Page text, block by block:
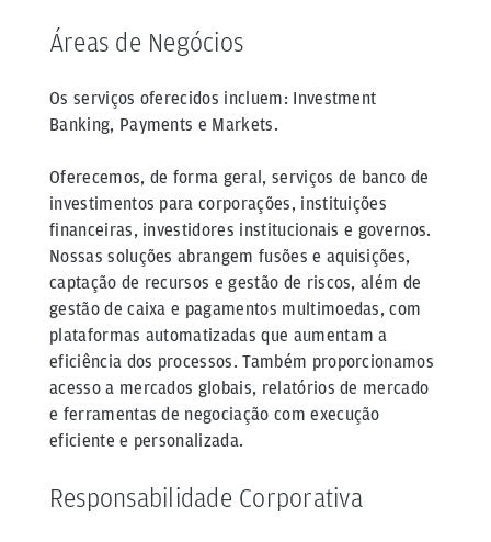
Áreas de Negócios
Os serviços oferecidos incluem: Investment
Banking, Payments e Markets.
Oferecemos, de forma geral, serviços de banco de
investimentos para corporações, instituições
financeiras, investidores institucionais e governos.
Nossas soluções abrangem fusões e aquisições,
captação de recursos e gestão de riscos, além de
gestão de caixa e pagamentos multimoedas, com
plataformas automatizadas que aumentam a
eficiência dos processos. Também proporcionamos
acesso a mercados globais, relatórios de mercado
e ferramentas de negociação com execução
eficiente e personalizada.
Responsabilidade Corporativa